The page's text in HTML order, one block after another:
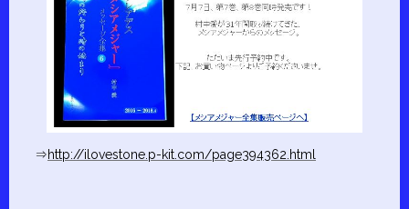
⇒http://ilovestone.p-kit.com/page394362.html